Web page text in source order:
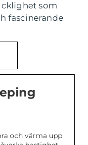
som
fascinerande
och värma upp